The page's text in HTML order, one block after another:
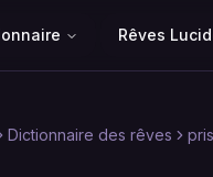
Rêves
Dictionnaire des rêves